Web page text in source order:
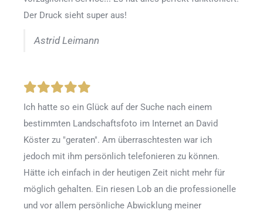
Der Druck sieht super aus!
Astrid Leimann
Ich hatte so ein Glück auf der Suche nach einem
bestimmten Landschaftsfoto im Internet an David
Köster zu "geraten". Am überraschtesten war ich
jedoch mit ihm persönlich telefonieren zu können.
Hätte ich einfach in der heutigen Zeit nicht mehr für
möglich gehalten. Ein riesen Lob an die professionelle
und vor allem persönliche Abwicklung meiner